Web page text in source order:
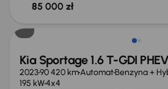
85 000 zł
Możliwość odliczenia VAT
Kia Sportage 1.6 T-GDI PHEV
202390 420 kmAutomatBenzyna +
195 kW4x4